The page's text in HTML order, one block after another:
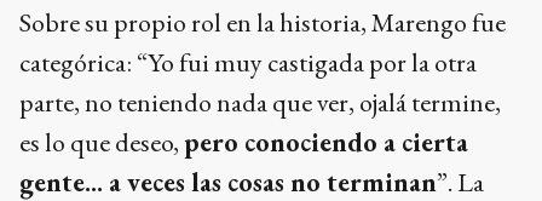
Sobre su propio rol en la historia, Marengo fue
categórica: “Yo fui muy castigada por la otra
parte, no teniendo nada que ver, ojalá termine,
es lo que deseo, pero conociendo a cierta
gente... a veces las cosas no terminan”. La